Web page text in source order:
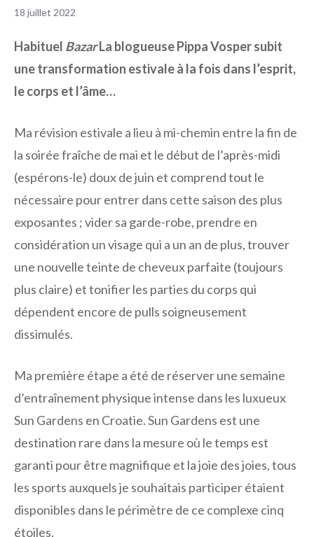
18 juillet 2022
Habituel BazarLa blogueuse Pippa Vosper subit
une transformation estivale à la fois dans l’esprit,
le corps et l’âme…
Ma révision estivale a lieu à mi-chemin entre la fin de
la soirée fraîche de mai et le début de l’après-midi
(espérons-le) doux de juin et comprend tout le
nécessaire pour entrer dans cette saison des plus
exposantes ; vider sa garde-robe, prendre en
considération un visage qui a un an de plus, trouver
une nouvelle teinte de cheveux parfaite (toujours
plus claire) et tonifier les parties du corps qui
dépendent encore de pulls soigneusement
dissimulés.
Ma première étape a été de réserver une semaine
d’entraînement physique intense dans les luxueux
Sun Gardens en Croatie. Sun Gardens est une
destination rare dans la mesure où le temps est
garanti pour être magnifique et la joie des joies, tous
les sports auxquels je souhaitais participer étaient
disponibles dans le périmètre de ce complexe cinq
étoiles.